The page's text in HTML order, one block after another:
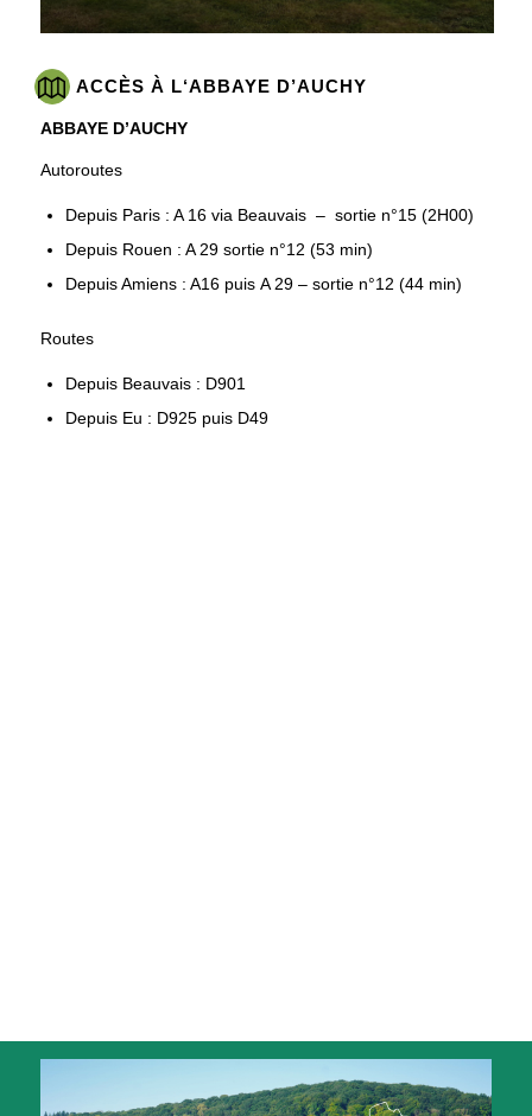
ACCÈS À L‘ABBAYE D’AUCHY
ABBAYE D’AUCHY
Autoroutes
Depuis Paris : A 16 via Beauvais – sortie n°15 (2H00)
Depuis Rouen : A 29 sortie n°12 (53 min)
Depuis Amiens : A16 puis A 29 – sortie n°12 (44 min)
Routes
Depuis Beauvais : D901
Depuis Eu : D925 puis D49